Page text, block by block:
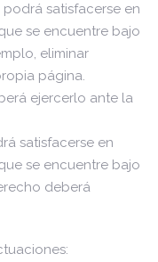
satisfacerse en
se encuentre bajo
eliminar
página.
ejercerlo ante la
satisfacerse en
se encuentre bajo
deberá